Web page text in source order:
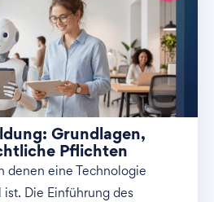
Grundlagen,
Pflichten
denen eine Technologie
Die Einführung des